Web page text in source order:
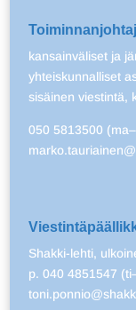
kansainväliset ja
yhteiskunnalliset
sisäinen viestintä,
050 5813500
Shakki-lehti,
p. 040 4851547